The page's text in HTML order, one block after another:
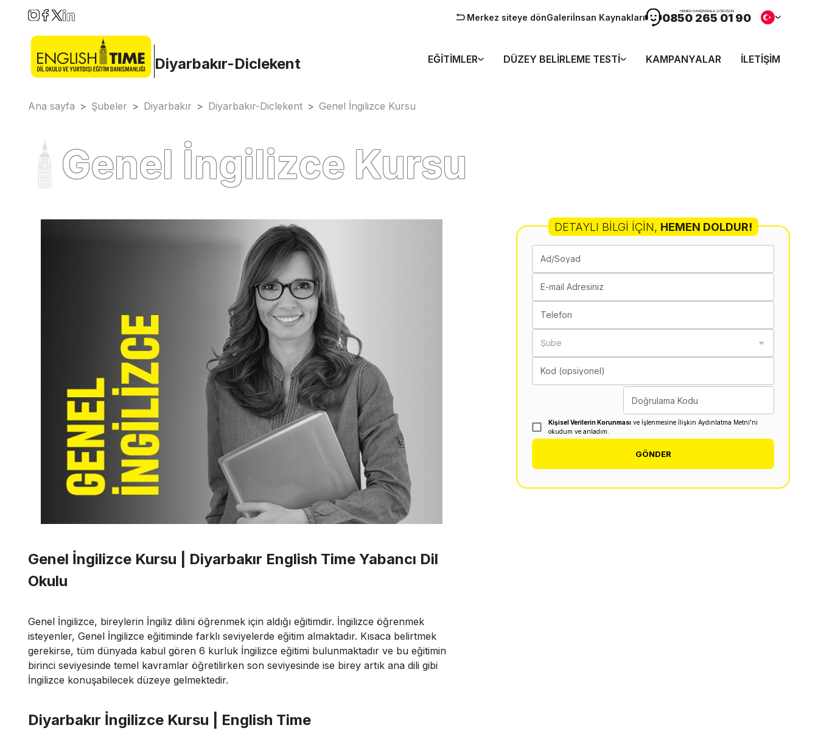
Merkez siteye dönGaleriİnsan Kaynakları
HEMEN DANIŞMANLA GÖRÜŞÜN
0850 265 01 90
Diyarbakır-Diclekent EĞITIMLER DÜZEY BELIRLEME TESTI KAMPANYALAR İLETIŞIM
Ana sayfa > Şubeler > Diyarbakır > Diyarbakır-Diclekent > Genel İngilizce Kursu
Genel İngilizce Kursu
Genel İngilizce Kursu | Diyarbakır English Time Yabancı Dil
Okulu
Genel İngilizce, bireylerin İngiliz dilini öğrenmek için aldığı eğitimdir. İngilizce öğrenmek
isteyenler, Genel İngilizce eğitiminde farklı seviyelerde eğitim almaktadır. Kısaca belirtmek
gerekirse, tüm dünyada kabul gören 6 kurluk İngilizce eğitimi bulunmaktadır ve bu eğitimin
birinci seviyesinde temel kavramlar öğretilirken son seviyesinde ise birey artık ana dili gibi
İngilizce konuşabilecek düzeye gelmektedir.
Diyarbakır İngilizce Kursu | English Time
DETAYLI BILGI İÇIN, HEMEN DOLDUR!
Ad/Soyad
E-mail Adresiniz
Telefon
Şube
Kod (opsiyonel)
Doğrulama Kodu
Kişisel Verilerin Korunması ve İşlenmesine İlişkin Aydınlatma Metni'ni
okudum ve anladım.
GÖNDER